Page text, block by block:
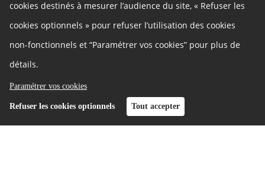
améliorer la qualité de ses décisions et à faire évoluer ses projets
en répondant aux attentes de la société et des territoires.
citoyens à s’impliquer dans les échanges.
Le rôle de la concertation, c'est :
Informer le public en rendant accessibles la connaissance et
Permettre au public de participer à l’élaboration des projets.
Améliorer la qualité des décisions de l’Andra et leur
cookies destinés à mesurer l’audience du site, « Refuser les
cookies optionnels » pour refuser l’utilisation des cookies
non-fonctionnels et “Paramétrer vos cookies” pour plus de
détails.
Paramétrer vos cookies
Refuser les cookies optionnels Tout accepter